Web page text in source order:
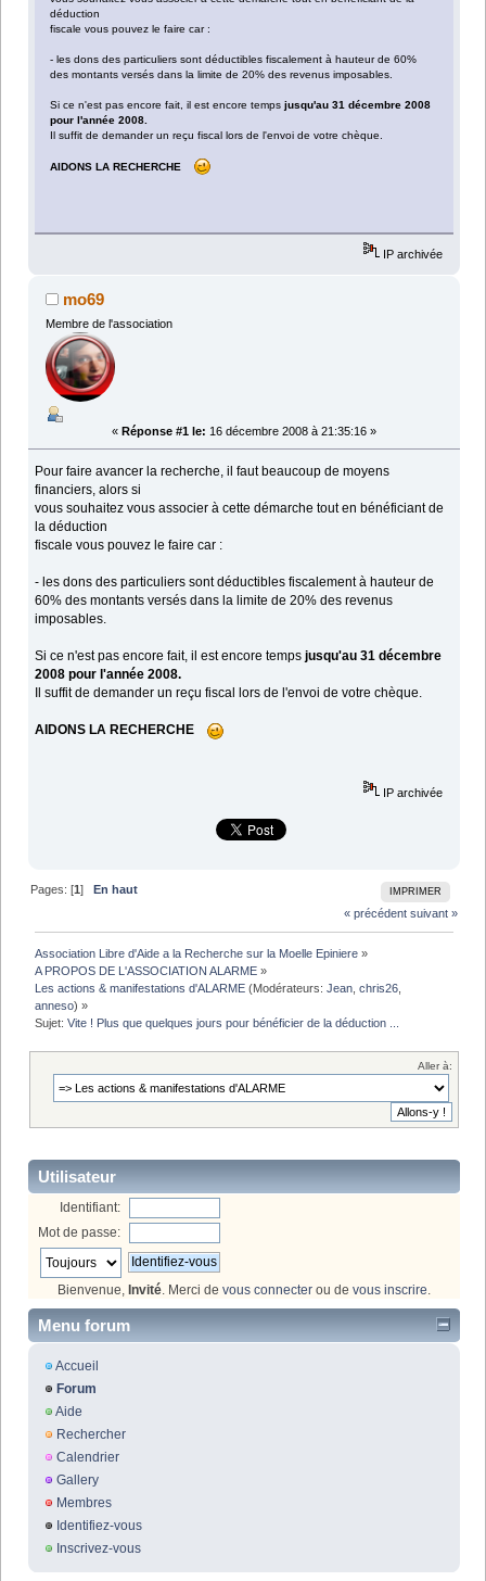
déduction
fiscale vous pouvez le faire car :
- les dons des particuliers sont déductibles fiscalement à hauteur de 60%
des montants versés dans la limite de 20% des revenus imposables.
Si ce n'est pas encore fait, il est encore temps jusqu'au 31 décembre 2008
pour l'année 2008.
Il suffit de demander un reçu fiscal lors de l'envoi de votre chèque.
AIDONS LA RECHERCHE
IP archivée
mo69
Membre de l'association
« Réponse #1 le: 16 décembre 2008 à 21:35:16 »
Pour faire avancer la recherche, il faut beaucoup de moyens
financiers, alors si
vous souhaitez vous associer à cette démarche tout en bénéficiant de
la déduction
fiscale vous pouvez le faire car :
- les dons des particuliers sont déductibles fiscalement à hauteur de
60% des montants versés dans la limite de 20% des revenus
imposables.
Si ce n'est pas encore fait, il est encore temps jusqu'au 31 décembre
2008 pour l'année 2008.
Il suffit de demander un reçu fiscal lors de l'envoi de votre chèque.
AIDONS LA RECHERCHE
IP archivée
IMPRIMER
Pages: [1]
En haut
« précédent suivant »
Association Libre d'Aide a la Recherche sur la Moelle Epiniere »
A PROPOS DE L'ASSOCIATION ALARME »
Les actions & manifestations d'ALARME (Modérateurs:Jean ,chris26
anneso) »
Sujet:Vite ! Plus que quelques jours pour bénéficier de la déduction ...
Aller à:
Utilisateur
Identifiant:
Mot de passe:
Bienvenue, Invité. Merci de vous connecter ou de vous inscrire.
Menu forum
Accueil
Forum
Aide
Rechercher
Calendrier
Gallery
Membres
Identifiez-vous
Inscrivez-vous